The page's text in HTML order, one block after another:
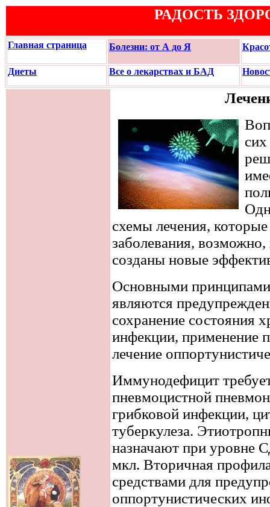
РАДОСТЬ
Главная страница Болезни: от А до Я
Диеты Все о лекарствах и БАД
схемы лечения,
заболевания,
созданы новые
Основными
являются
сохранение состояния
инфекции, применение
лечение
Иммунодефицит
пневмоцистной
грибковой инфекции,
туберкулеза.
назначают при уровне
мкл. Вторичная
средствами для
оппортунистических